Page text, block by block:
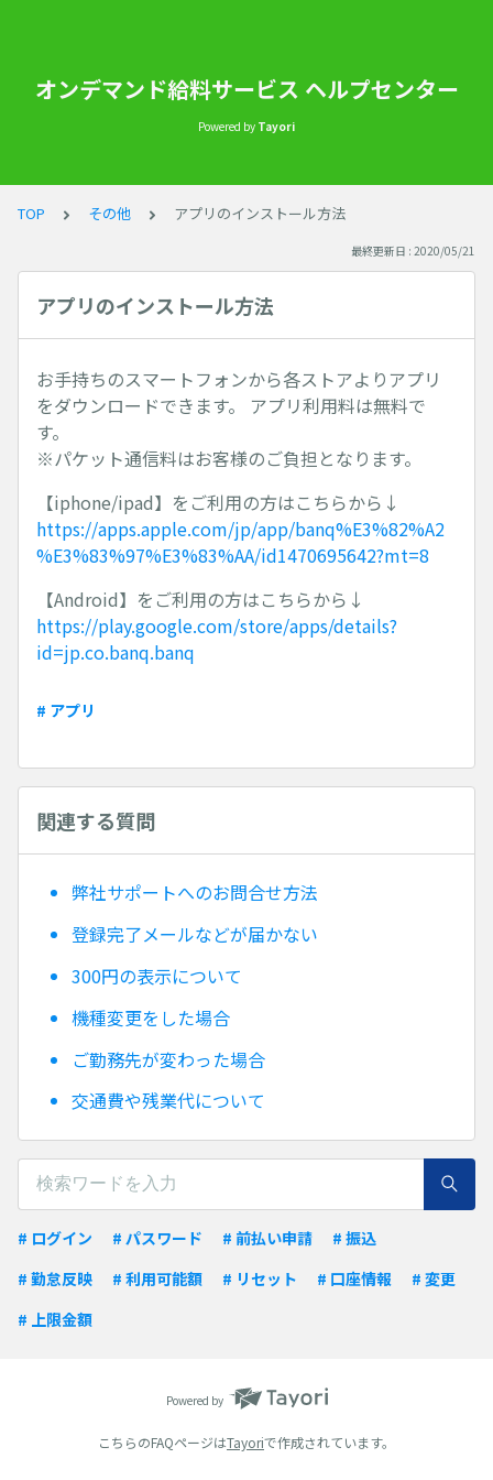
オンデマンド給料サービス ヘルプセンター
Powered by Tayori
TOP その他 アプリのインストール方法
最終更新日 : 2020/05/21
アプリのインストール方法
お手持ちのスマートフォンから各ストアよりアプリ
をダウンロードできます。 アプリ利用料は無料で
す。
※パケット通信料はお客様のご負担となります。
【iphone/ipad】をご利用の方はこちらから↓
https://apps.apple.com/jp/app/banq%E3%82%A2
%E3%83%97%E3%83%AA/id1470695642?mt=8
【Android】をご利用の方はこちらから↓
https://play.google.com/store/apps/details?
id=jp.co.banq.banq
# アプリ
関連する質問
弊社サポートへのお問合せ方法
登録完了メールなどが届かない
300円の表示について
機種変更をした場合
ご勤務先が変わった場合
交通費や残業代について
# ログイン # パスワード # 前払い申請
# 振込
# 勤怠反映
# 利用可能額 # リセット # 口座情報
# 変更
# 上限金額
Powered by
こちらのFAQページはTayoriで作成されています。